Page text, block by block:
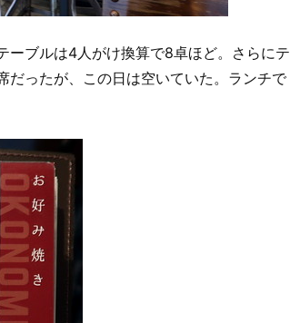
ーブルは4人がけ換算で8卓ほど。さらにテ
だったが、この日は空いていた。ランチで